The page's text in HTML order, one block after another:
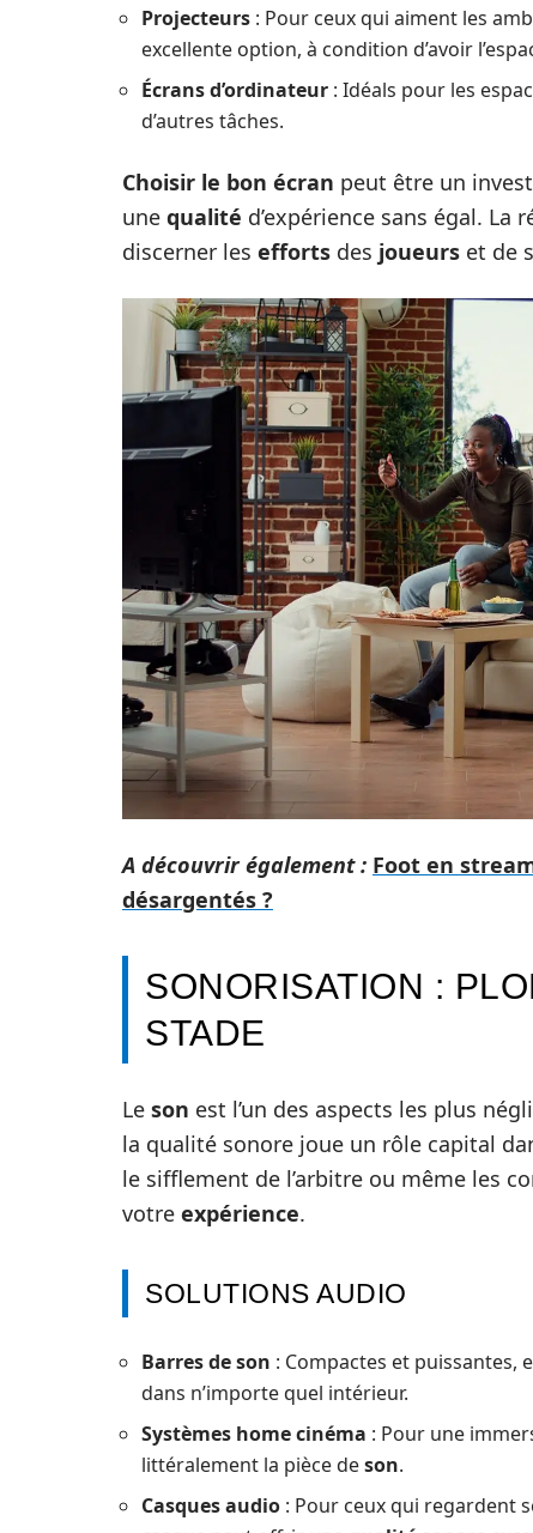
Projecteurs : Pour ceux qui aiment les
excellente option, à condition d’avoir
Écrans d’ordinateur : Idéals pour les
d’autres tâches.
Choisir le bon écran peut être un
une qualité d’expérience sans égal.
discerner les efforts des joueurs et de
A découvrir également : Foot en
désargentés ?
SONORISATION :
STADE
Le son est l’un des aspects les plus
la qualité sonore joue un rôle capital
le sifflement de l’arbitre ou même les
votre expérience.
SOLUTIONS AUDIO
Barres de son : Compactes et puissantes,
dans n’importe quel intérieur.
Systèmes home cinéma : Pour une
littéralement la pièce deson.
Casques audio : Pour ceux qui regardent